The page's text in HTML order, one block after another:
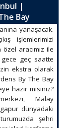
|
Bay
yanaşacak.
işlemlerimizi
aracımız ile
gece geç saatte
ekstra olarak
By The Bay
hazır mısınız?
Malay
dünyadaki
şehri